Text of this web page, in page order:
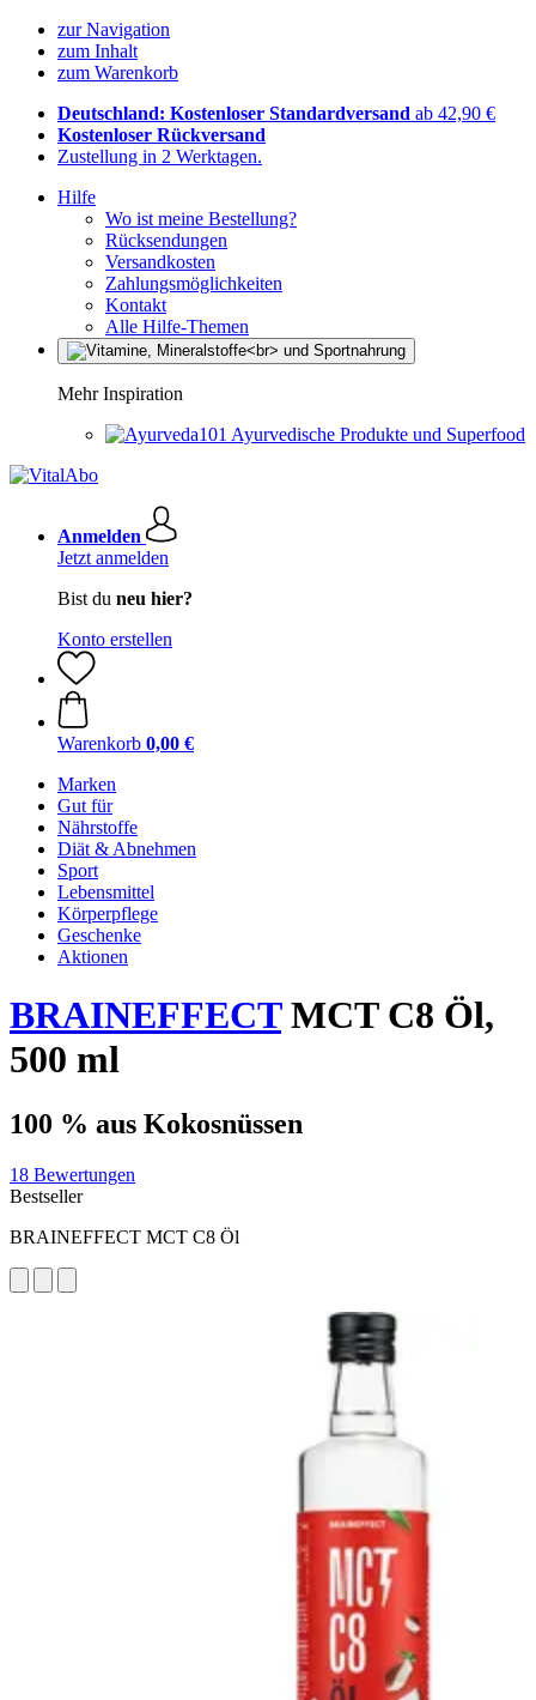
zur Navigation
zum Inhalt
zum Warenkorb
Deutschland: Kostenloser Standardversand ab 42,90 €
Kostenloser Rückversand
Zustellung in 2 Werktagen.
Hilfe
Wo ist meine Bestellung?
Rücksendungen
Versandkosten
Zahlungsmöglichkeiten
Kontakt
Alle Hilfe-Themen
Mehr Inspiration
Ayurvedische Produkte und Superfood
Anmelden
Jetzt anmelden
Bist du neu hier?
Konto erstellen
Warenkorb 0,00 €
Marken
Gut für
Nährstoffe
Diät & Abnehmen
Sport
Lebensmittel
Körperpflege
Geschenke
Aktionen
BRAINEFFECTMCT C8 Öl,
500 ml
100 % aus Kokosnüssen
18 Bewertungen
Bestseller
BRAINEFFECT MCT C8 Öl